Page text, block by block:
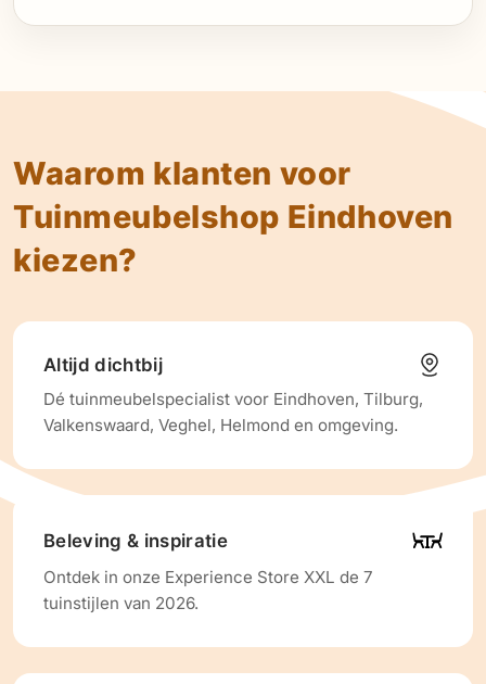
Waarom klanten voor
Tuinmeubelshop Eindhoven
kiezen?
Altijd dichtbij
Dé tuinmeubelspecialist voor Eindhoven, Tilburg,
Valkenswaard, Veghel, Helmond en omgeving.
Beleving & inspiratie
Ontdek in onze Experience Store XXL de 7
tuinstijlen van 2026.